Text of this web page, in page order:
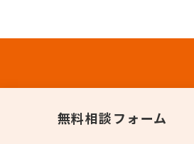
無料相談フォーム